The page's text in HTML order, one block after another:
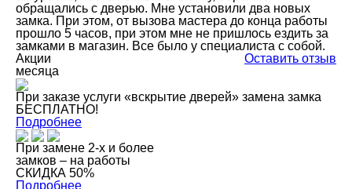
обращались с дверью. Мне установили два новых
замка. При этом, от вызова мастера до конца работы
прошло 5 часов, при этом мне не пришлось ездить за
замками в магазин. Все было у специалиста с собой.
Оставить отзыв
Акции
месяца
При заказе услуги «вскрытие дверей» замена замка
БЕСПЛАТНО!
Подробнее
При замене 2-х и более
замков – на работы
СКИДКА 50%
Подробнее